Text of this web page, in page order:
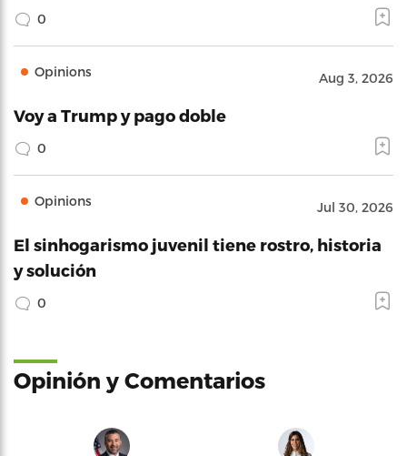
0
Opinions Aug 3, 2026
Voy a Trump y pago doble
0
Opinions Jul 30, 2026
El sinhogarismo juvenil tiene rostro, historia
y solución
0
Opinión y Comentarios